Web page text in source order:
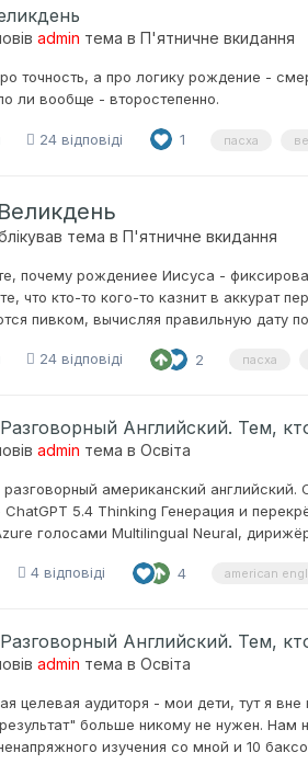
admin тема в П'ятничне вкидання
точность, а про логику рождение -
ли вообще - второстепенно.
24 відповіді 1 пасха
тема в П'ятничне вкидання
почему рождениее Иисуса -
что кто-то кого-то казнит в аккурат
пивком, вычисляя правильную дату
24 відповіді 2 пасха
Английский. Тем,
admin тема в Освіта
разговорный американский
5.4 Thinking Генерация и
голосами Multilingual Neural,
4 відповіді 4 american
Английский. Тем,
admin тема в Освіта
целевая аудиторя - мои дети, тут я
больше никому не нужен. Нам
изучения со мной и 10